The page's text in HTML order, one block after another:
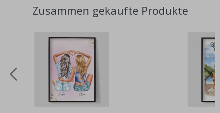
Zusammen gekaufte Produkte